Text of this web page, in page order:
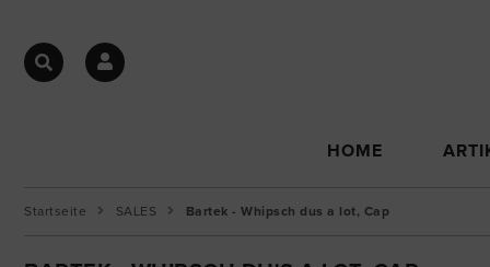
HOME
Startseite SALES Bartek - Whipsch dus a lot, Cap